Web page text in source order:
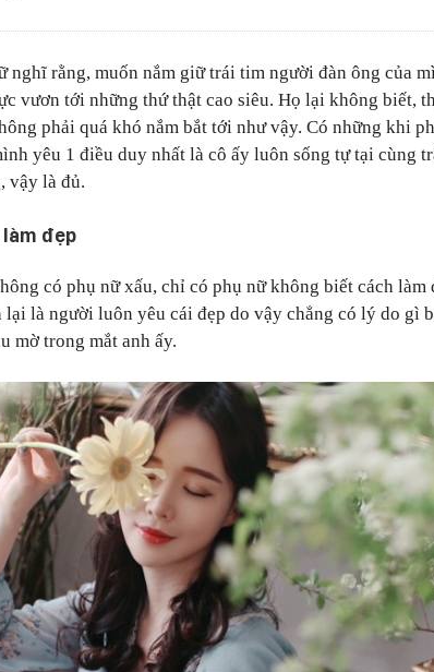
nghĩ rằng, muốn nắm giữ trái tim người đàn ông của
vươn tới những thứ thật cao siêu. Họ lại không biết,
phải quá khó nắm bắt tới như vậy. Có những khi
yêu 1 điều duy nhất là cô ấy luôn sống tự tại cùng
vậy là đủ.
đẹp
có phụ nữ xấu, chỉ có phụ nữ không biết cách làm
lại là người luôn yêu cái đẹp do vậy chẳng có lý do gì
mờ trong mắt anh ấy.